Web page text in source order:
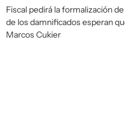
Fiscal pedirá la formalización
de los damnificados esperan
Marcos Cukier